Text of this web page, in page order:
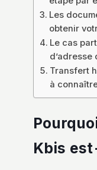
Les
obtenir
Le cas
Transfert
à
Kbis